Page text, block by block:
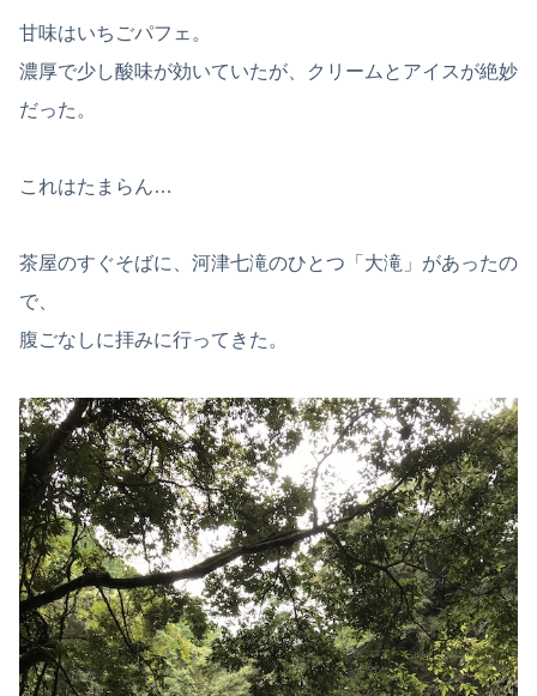
甘味はいちごパフェ。
濃厚で少し酸味が効いていたが、クリームとアイスが絶妙
だった。
これはたまらん…
茶屋のすぐそばに、河津七滝のひとつ「大滝」があったの
で、
腹ごなしに拝みに行ってきた。